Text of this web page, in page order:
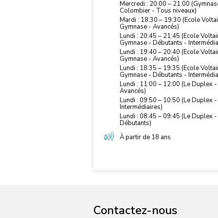
Mercredi : 20:00 – 21:00
Colombier - Tous niveaux)
Mardi : 18:30 – 19:30 (Ecole
Gymnase - Avancés)
Lundi : 20:45 – 21:45 (Ecole
Gymnase - Débutants -
Lundi : 19:40 – 20:40 (Ecole
Gymnase - Avancés)
Lundi : 18:35 – 19:35 (Ecole
Gymnase - Débutants -
Lundi : 11:00 – 12:00 (Le Duplex -
Avancés)
Lundi : 09:50 – 10:50 (Le Duplex -
Intermédiaires)
Lundi : 08:45 – 09:45 (Le Duplex -
Débutants)
À partir de 18 ans
Contactez-nous